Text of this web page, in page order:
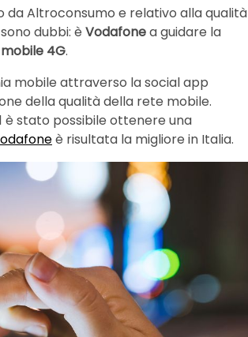
da Altroconsumo e relativo alla qualità
dubbi: è Vodafonea guidare la
4G.
mobile attraverso la social app
della qualità della rete mobile.
è stato possibile ottenere una
è risultata la migliore in Italia.